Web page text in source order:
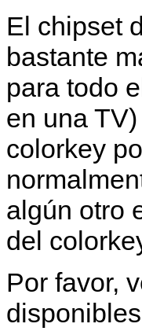
El chipset
bastante
para todo
en una
colorkey
algún otro
del
Por favor,